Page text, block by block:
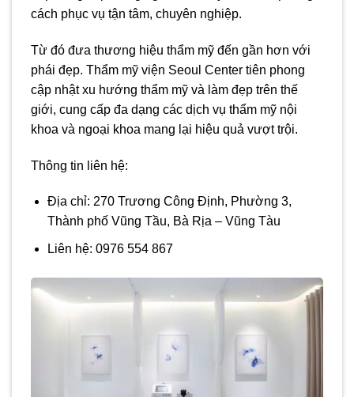
cách phục vụ tận tâm, chuyên nghiệp.
Từ đó đưa thương hiệu thẩm mỹ đến gần hơn với
phái đẹp. Thẩm mỹ viện Seoul Center tiên phong
cập nhật xu hướng thẩm mỹ và làm đẹp trên thế
giới, cung cấp đa dạng các dịch vụ thẩm mỹ nội
khoa và ngoại khoa mang lại hiệu quả vượt trội.
Thông tin liên hệ:
Địa chỉ: 270 Trương Công Định, Phường 3,
Thành phố Vũng Tầu, Bà Rịa – Vũng Tàu
Liên hệ: 0976 554 867